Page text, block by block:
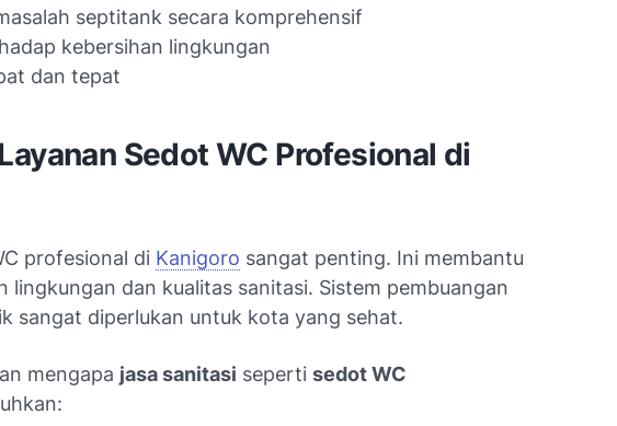
septitank secara komprehensif
kebersihan lingkungan
dan tepat
Sedot WC Profesional di
profesional di Kanigoro sangat penting. Ini membantu
lingkungan dan kualitas sanitasi. Sistem pembuangan
sangat diperlukan untuk kota yang sehat.
mengapa jasa sanitasi seperti sedot WC